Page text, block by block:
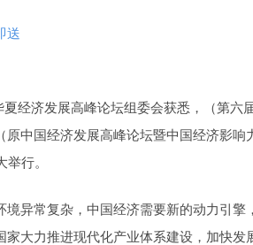
送
经济发展高峰论坛组委会获悉，（第六
原中国经济发展高峰论坛暨中国经济影响
行。
境异常复杂，中国经济需要新的动力引
家大力推进现代化产业体系建设，加快